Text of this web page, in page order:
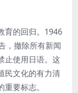
育的回归。1946
，撤除所有新闻
止使用日语。这
民文化的有力清
要标志。